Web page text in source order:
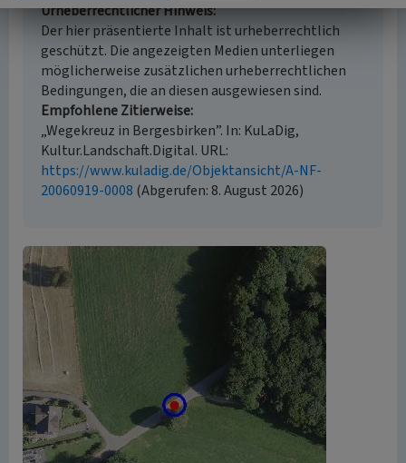
Urheberrechtlicher Hinweis
Der hier präsentierte Inhalt ist urheberrechtlich
geschützt. Die angezeigten Medien unterliegen
möglicherweise zusätzlichen urheberrechtlichen
Bedingungen, die an diesen ausgewiesen sind.
Empfohlene Zitierweise
„Wegekreuz in Bergesbirken”. In: KuLaDig,
Kultur.Landschaft.Digital. URL:
https://www.kuladig.de/Objektansicht/A-NF-
20060919-0008 (Abgerufen: 8. August 2026)